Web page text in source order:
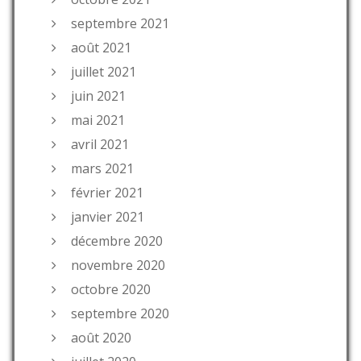
septembre 2021
août 2021
juillet 2021
juin 2021
mai 2021
avril 2021
mars 2021
février 2021
janvier 2021
décembre 2020
novembre 2020
octobre 2020
septembre 2020
août 2020